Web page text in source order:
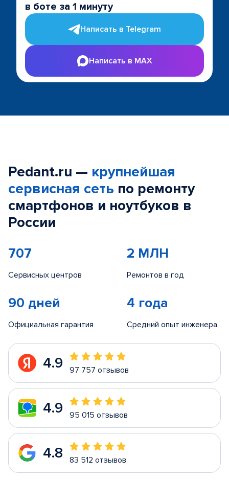
в боте за 1 минуту
Написать в Telegram
Написать в MAX
Pedant.ru — крупнейшая
сервисная сеть по ремонту
смартфонов и ноутбуков в
России
707
Сервисных центров
2 МЛН
Ремонтов в год
90 дней
Официальная гарантия
4 года
Средний опыт инженера
4.9 97 757 отзывов
4.9 95 015 отзывов
4.8 83 512 отзывов